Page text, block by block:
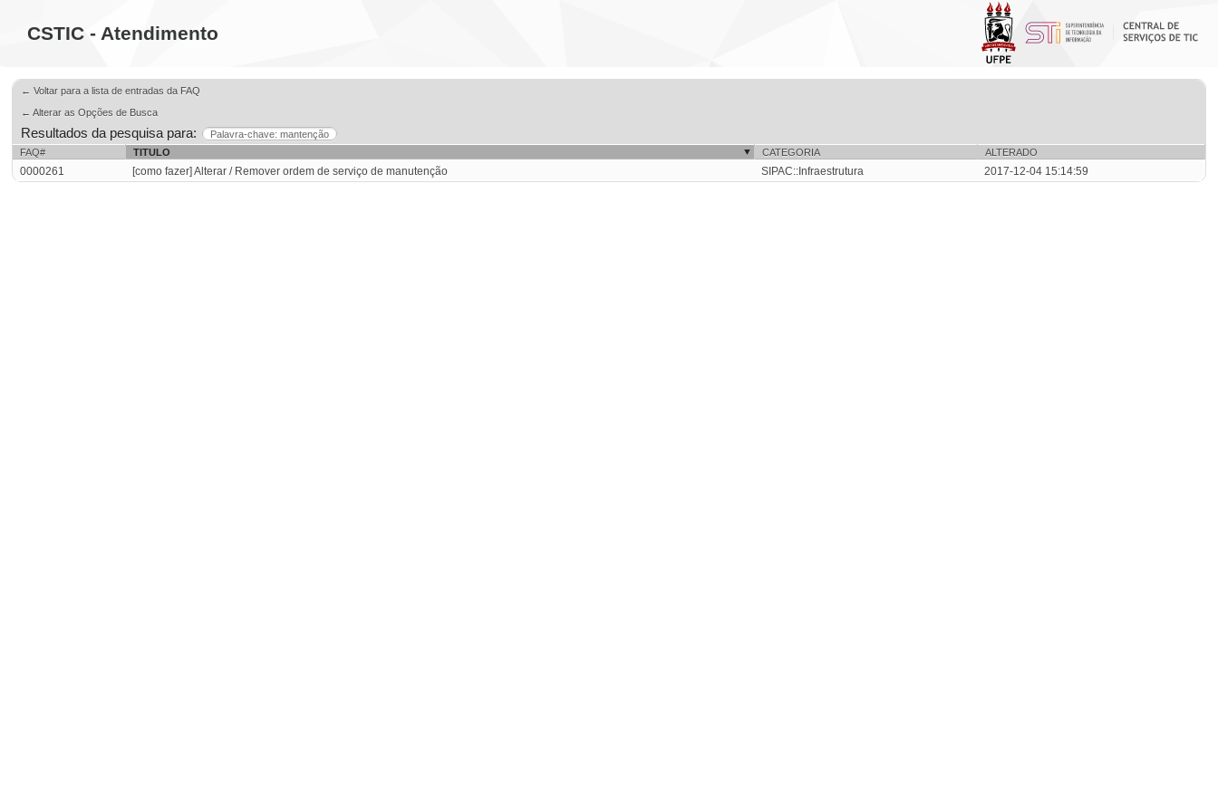
CSTIC - Atendimento
← Voltar para a lista de entradas da FAQ
← Alterar as Opções de Busca
Resultados da pesquisa para:
Palavra-chave: mantenção
FAQ#
TITULO CATEGORIA ALTERADO
0000261 [como fazer] Alterar / Remover ordem de serviço de manutenção SIPAC::Infraestrutura 2017-12-04 15:14:59